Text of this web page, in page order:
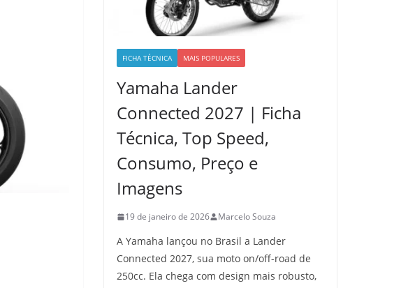
FICHA TÉCNICA MAIS POPULARES
Yamaha Lander
Connected 2027 | Ficha
Técnica, Top Speed,
Consumo, Preço e
Imagens
19 de janeiro de 2026 Marcelo Souza
A Yamaha lançou no Brasil a Lander
Connected 2027, sua moto on/off-road de
250cc. Ela chega com design mais robusto,